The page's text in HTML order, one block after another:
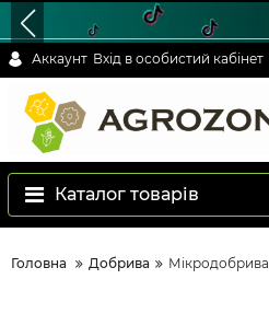
Аккаунт Вхід в особистий кабінет
Каталог товарів
Головна Добрива Мікродобрива